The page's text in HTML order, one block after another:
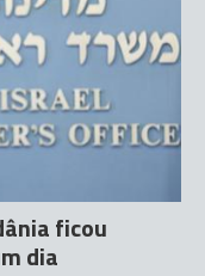
ficou
dia